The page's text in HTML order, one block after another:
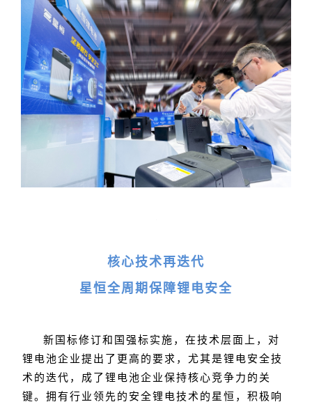
核心技术再迭代
星恒全周期保障锂电安全
新国标修订和国强标实施，在技术层面上，对
锂电池企业提出了更高的要求，尤其是锂电安全技
术的迭代，成了锂电池企业保持核心竞争力的关
键。拥有行业领先的安全锂电技术的星恒，积极响